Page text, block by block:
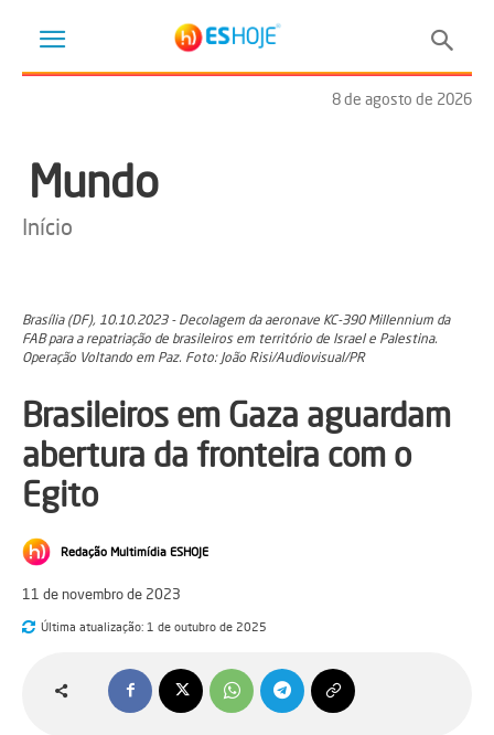
8 de agosto de 2026
Mundo
Início
Brasília (DF), 10.10.2023 - Decolagem da aeronave KC-390 Millennium da
FAB para a repatriação de brasileiros em território de Israel e Palestina.
Operação Voltando em Paz. Foto: João Risi/Audiovisual/PR
Brasileiros em Gaza aguardam
abertura da fronteira com o
Egito
Redação Multimídia ESHOJE
11 de novembro de 2023
Última atualização: 1 de outubro de 2025